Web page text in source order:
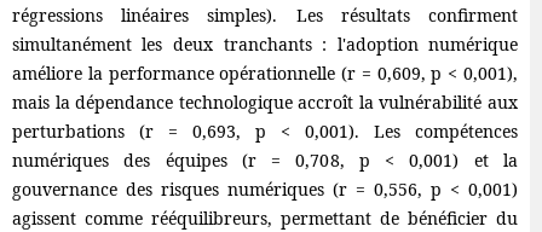
régressions linéaires simples). Les résultats confirment
simultanément les deux tranchants : l'adoption numérique
améliore la performance opérationnelle (r = 0,609, p < 0,001),
mais la dépendance technologique accroît la vulnérabilité aux
perturbations (r = 0,693, p < 0,001). Les compétences
numériques des équipes (r = 0,708, p < 0,001) et la
gouvernance des risques numériques (r = 0,556, p < 0,001)
agissent comme rééquilibreurs, permettant de bénéficier du